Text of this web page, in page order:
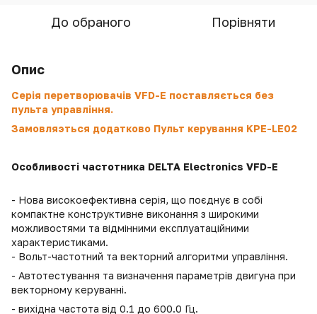
До обраного Порівняти
Опис
Серія перетворювачів VFD-E поставляється без
пульта управління.
Замовляэться додатково Пульт керування KPE-LE02
Особливості частотника DELTA Electronics VFD-E
- Нова високоефективна серія, що поєднує в собі
компактне конструктивне виконання з широкими
можливостями та відмінними експлуатаційними
характеристиками.
- Вольт-частотний та векторний алгоритми управління.
- Автотестування та визначення параметрів двигуна при
векторному керуванні.
- вихідна частота від 0.1 до 600.0 Гц.